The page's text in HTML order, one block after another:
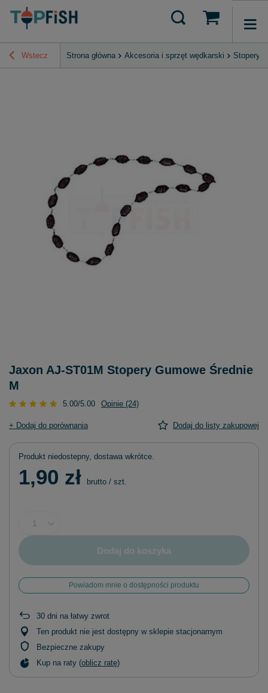
Wstecz Strona główna Akcesoria i sprzęt wędkarski Stopery,
Jaxon AJ-ST01M Stopery Gumowe Średnie
M
5.00/5.00 Opinie (24)
+ Dodaj do porównania Dodaj do listy zakupowej
Produkt niedostepny, dostawa wkrótce
1,90 zł brutto / szt.
Dodaj do koszyka
Powiadom mnie o dostępności produktu
30 dni na łatwy zwrot
Ten produkt nie jest dostępny w sklepie stacjonarnym
Bezpieczne zakupy
Kup na raty (oblicz ratę)